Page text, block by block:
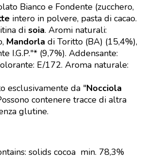
Bianco e Fondente (zucchero,
intero in polvere, pasta di cacao.
di soia. Aromi naturali:
Mandorla di Toritto (BA) (15,4%),
I.G.P."* (9,7%). Addensante:
E/172. Aroma naturale:
esclusivamente da "Nocciola
contenere tracce di altra
glutine.
solids cocoa min. 78,3%